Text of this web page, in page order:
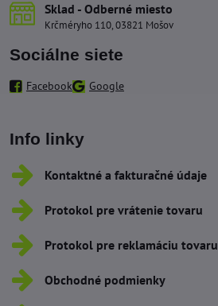
Sklad - Odberné miesto
Krčméryho 110, 03821 Mošov
Sociálne siete
Facebook Google
Info linky
Kontaktné a fakturačné údaje
Protokol pre vrátenie tovaru
Protokol pre reklamáciu tovaru
Obchodné podmienky